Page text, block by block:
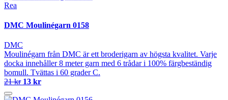
Rea
DMC Moulinégarn 0158
DMC
Moulinégarn från DMC är ett broderigarn av högsta kvalitet. Varje
docka innehåller 8 meter garn med 6 trådar i 100% färgbeständig
bomull. Tvättas i 60 grader C.
21 kr 13 kr